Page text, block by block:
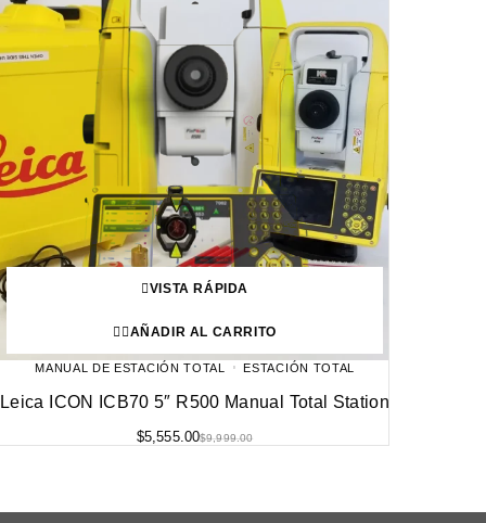
VISTA RÁPIDA
AÑADIR AL CARRITO
MANUAL DE ESTACIÓN TOTAL ESTACIÓN TOTAL
Leica ICON ICB70 5″ R500 Manual Total Station
$9,999.00
$5,555.00